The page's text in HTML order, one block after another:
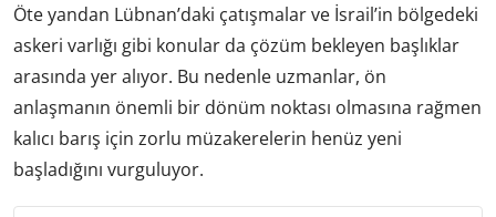
Öte yandan Lübnan’daki çatışmalar ve İsrail’in bölgedeki
askeri varlığı gibi konular da çözüm bekleyen başlıklar
arasında yer alıyor. Bu nedenle uzmanlar, ön
anlaşmanın önemli bir dönüm noktası olmasına rağmen
kalıcı barış için zorlu müzakerelerin henüz yeni
başladığını vurguluyor.